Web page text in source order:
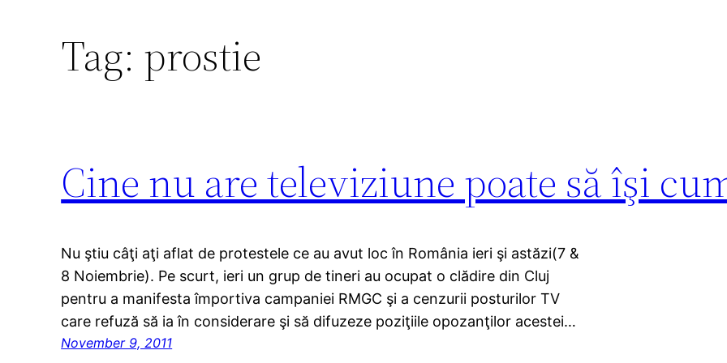
Tag: prostie
Cine nu are televiziune poate să îşi
Nu ştiu câţi aţi aflat de protestele ce au avut loc în România ieri şi astăzi(7 &
8 Noiembrie). Pe scurt, ieri un grup de tineri au ocupat o clădire din Cluj
pentru a manifesta împortiva campaniei RMGC şi a cenzurii posturilor TV
care refuză să ia în considerare şi să difuzeze poziţiile opozanţilor acestei…
November 9, 2011